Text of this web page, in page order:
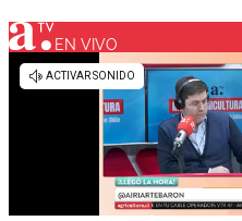
Los comentarios son
diálogo
EN VIVO